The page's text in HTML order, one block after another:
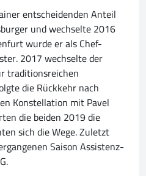
entscheidenden Anteil
und wechselte 2016
wurde er als Chef-
2017 wechselte der
traditionsreichen
die Rückkehr nach
Konstellation mit Pavel
die beiden 2019 die
sich die Wege. Zuletzt
Saison Assistenz-